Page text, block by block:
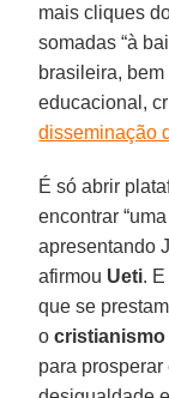
mais cliques
somadas “à
brasileira,
educacional,
disseminação
É só abrir
encontrar
apresentando
afirmou Ueti.
que se
ocristianismo
para